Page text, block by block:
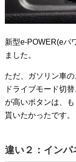
新型e-POWER(eパ
ました。
ただ、ガソリン車
ドライブモード切
が高いボタンは、
貰いたかったです。
違い２：インパ